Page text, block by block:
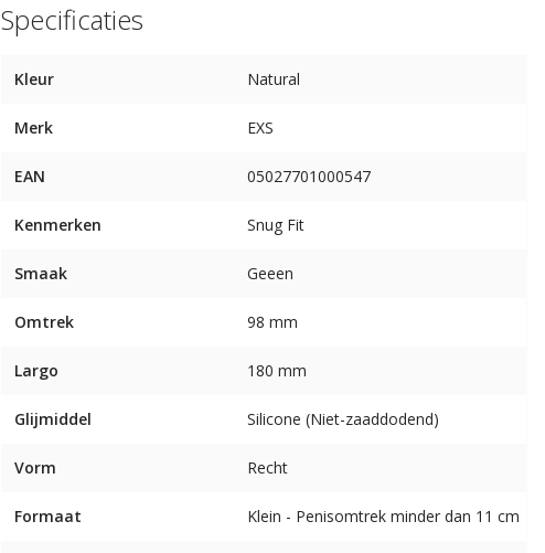
Specificaties
Kleur Natural
Merk EXS
EAN 05027701000547
Kenmerken Snug Fit
Smaak Geeen
Omtrek 98 mm
Largo 180 mm
Glijmiddel Silicone (Niet-zaaddodend)
Vorm Recht
Formaat Klein - Penisomtrek minder dan 11 cm